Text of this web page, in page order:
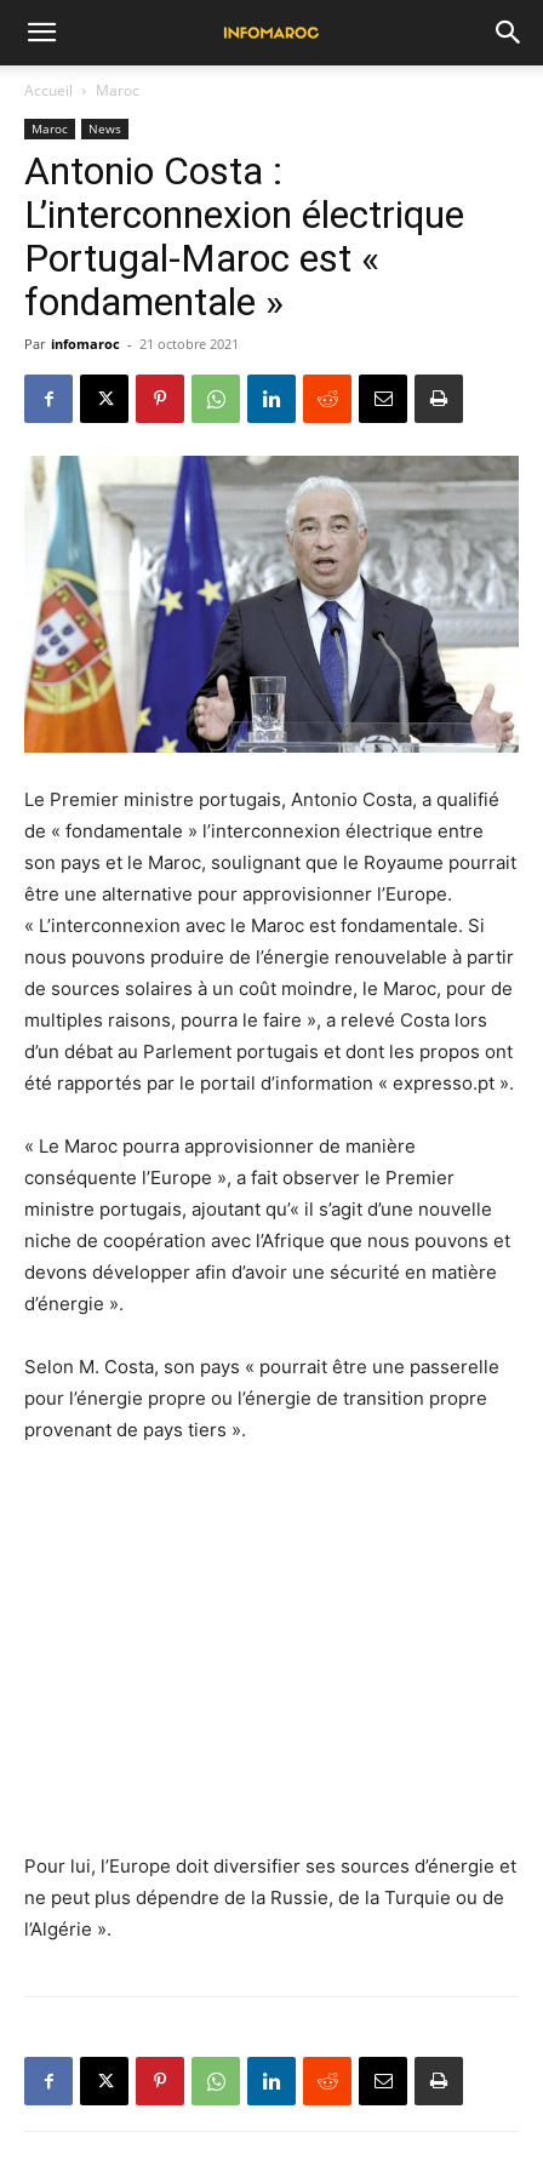
Accueil Maroc
Maroc News
Antonio Costa :
L’interconnexion électrique
Portugal-Maroc est «
fondamentale »
Par infomaroc - 21 octobre 2021
Le Premier ministre portugais, Antonio Costa, a qualifié
de « fondamentale » l’interconnexion électrique entre
son pays et le Maroc, soulignant que le Royaume pourrait
être une alternative pour approvisionner l’Europe.
« L’interconnexion avec le Maroc est fondamentale. Si
nous pouvons produire de l’énergie renouvelable à partir
de sources solaires à un coût moindre, le Maroc, pour de
multiples raisons, pourra le faire », a relevé Costa lors
d’un débat au Parlement portugais et dont les propos ont
été rapportés par le portail d’information « expresso.pt ».
« Le Maroc pourra approvisionner de manière
conséquente l’Europe », a fait observer le Premier
ministre portugais, ajoutant qu’« il s’agit d’une nouvelle
niche de coopération avec l’Afrique que nous pouvons et
devons développer afin d’avoir une sécurité en matière
d’énergie ».
Selon M. Costa, son pays « pourrait être une passerelle
pour l’énergie propre ou l’énergie de transition propre
provenant de pays tiers ».
Pour lui, l’Europe doit diversifier ses sources d’énergie et
ne peut plus dépendre de la Russie, de la Turquie ou de
l’Algérie ».